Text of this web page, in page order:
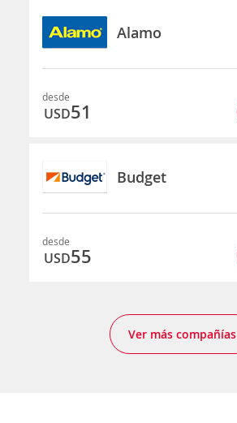
Alamo
desde
USD51
Budget
desde
USD55
Ver más compañías